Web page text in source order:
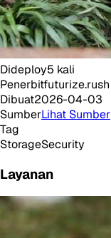
Dideploy5 kali
Penerbitfuturize.rush
Dibuat2026-04-03
SumberLihat Sumber
Tag
StorageSecurity
Layanan